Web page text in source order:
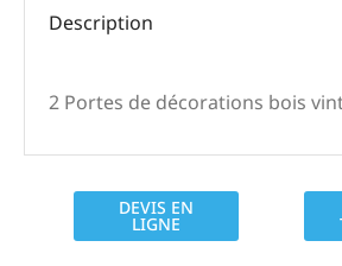
Description
2 Portes de décorations bois
DEVIS EN
LIGNE